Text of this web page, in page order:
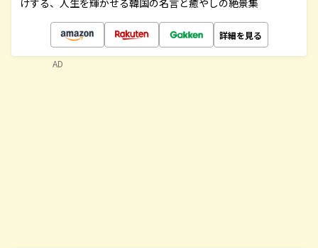
けする、人生を輝かせる韓国の名言と癒やしの絶景集
詳細を見る
AD